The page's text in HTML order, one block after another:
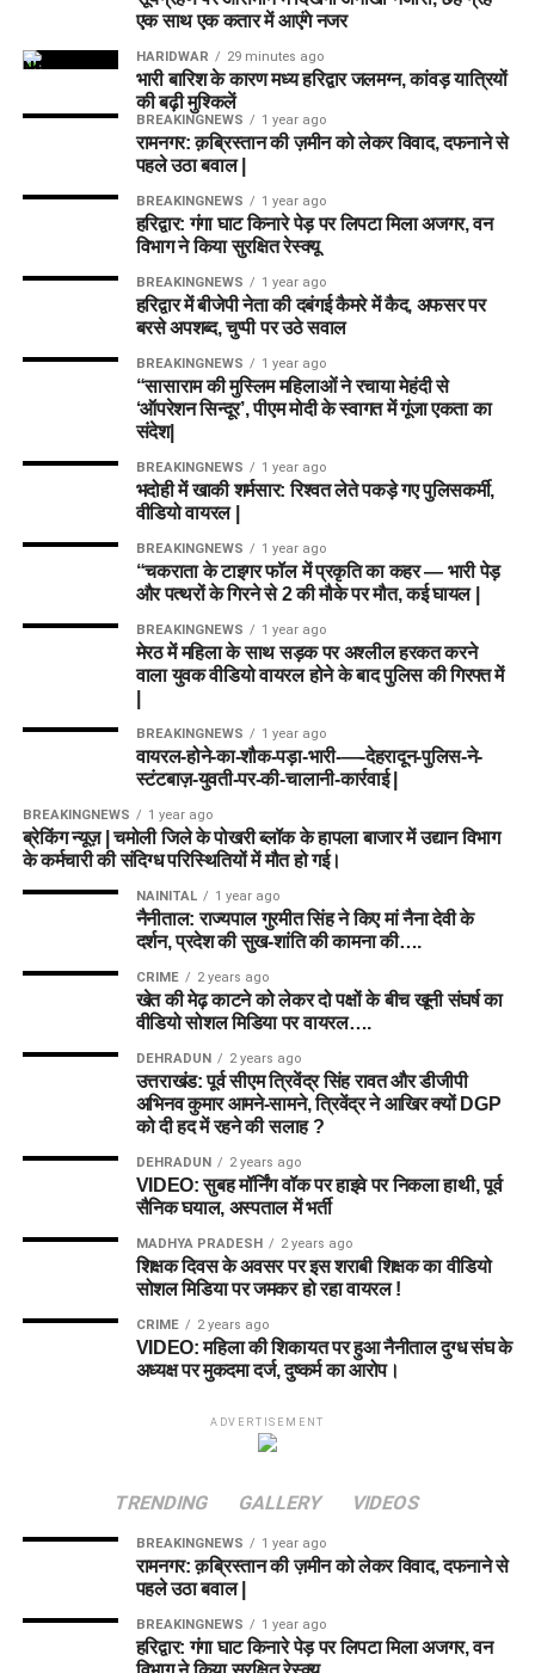
एक साथ एक कतार में आएंगे नजर
HARIDWAR 29 minutes ago
भारी बारिश के कारण मध्य हरिद्वार जलमग्न, कांवड़ यात्रियों
की बढ़ी मुश्किलें
BREAKINGNEWS 1 year ago
रामनगर: क़ब्रिस्तान की ज़मीन को लेकर विवाद, दफनाने से
पहले उठा बवाल |
BREAKINGNEWS 1 year ago
हरिद्वार: गंगा घाट किनारे पेड़ पर लिपटा मिला अजगर, वन
विभाग ने किया सुरक्षित रेस्क्यू
BREAKINGNEWS 1 year ago
हरिद्वार में बीजेपी नेता की दबंगई कैमरे में कैद, अफसर पर
बरसे अपशब्द, चुप्पी पर उठे सवाल
BREAKINGNEWS 1 year ago
“सासाराम की मुस्लिम महिलाओं ने रचाया मेहंदी से
‘ऑपरेशन सिन्दूर’, पीएम मोदी के स्वागत में गूंजा एकता का
संदेश|
BREAKINGNEWS 1 year ago
भदोही में खाकी शर्मसार: रिश्वत लेते पकड़े गए पुलिसकर्मी,
वीडियो वायरल |
BREAKINGNEWS 1 year ago
“चकराता के टाइगर फॉल में प्रकृति का कहर — भारी पेड़
और पत्थरों के गिरने से 2 की मौके पर मौत, कई घायल |
BREAKINGNEWS 1 year ago
मेरठ में महिला के साथ सड़क पर अश्लील हरकत करने
वाला युवक वीडियो वायरल होने के बाद पुलिस की गिरफ्त में
BREAKINGNEWS 1 year ago
वायरल-होने-का-शौक-पड़ा-भारी-—-देहरादून-पुलिस-ने-
स्टंटबाज़-युवती-पर-की-चालानी-कार्रवाई |
BREAKINGNEWS 1 year ago
ब्रेकिंग न्यूज़ | चमोली जिले के पोखरी ब्लॉक के हापला बाजार में उद्यान विभाग
के कर्मचारी की संदिग्ध परिस्थितियों में मौत हो गई।
NAINITAL 1 year ago
नैनीताल: राज्यपाल गुरमीत सिंह ने किए मां नैना देवी के
दर्शन, प्रदेश की सुख-शांति की कामना की….
CRIME 2 years ago
खेत की मेढ़ काटने को लेकर दो पक्षों के बीच खूनी संघर्ष का
वीडियो सोशल मिडिया पर वायरल….
DEHRADUN 2 years ago
उत्तराखंड: पूर्व सीएम त्रिवेंद्र सिंह रावत और डीजीपी
अभिनव कुमार आमने-सामने, त्रिवेंद्र ने आखिर क्यों DGP
को दी हद में रहने की सलाह ?
DEHRADUN 2 years ago
VIDEO: सुबह मॉर्निंग वॉक पर हाइवे पर निकला हाथी, पूर्व
सैनिक घयाल, अस्पताल में भर्ती
MADHYA PRADESH 2 years ago
शिक्षक दिवस के अवसर पर इस शराबी शिक्षक का वीडियो
सोशल मिडिया पर जमकर हो रहा वायरल !
CRIME 2 years ago
VIDEO: महिला की शिकायत पर हुआ नैनीताल दुग्ध संघ के
अध्यक्ष पर मुकदमा दर्ज, दुष्कर्म का आरोप।
ADVERTISEMENT
TRENDING GALLERY VIDEOS
BREAKINGNEWS 1 year ago
रामनगर: क़ब्रिस्तान की ज़मीन को लेकर विवाद, दफनाने से
पहले उठा बवाल |
BREAKINGNEWS 1 year ago
हरिद्वार: गंगा घाट किनारे पेड़ पर लिपटा मिला अजगर, वन